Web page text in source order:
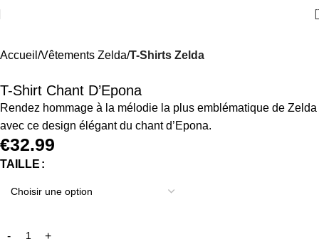
Accueil Vêtements Zelda T-Shirts Zelda
T-Shirt Chant D’Epona
Rendez hommage à la mélodie la plus emblématique de Zelda
avec ce design élégant du chant d’Epona.
€32.99
TAILLE